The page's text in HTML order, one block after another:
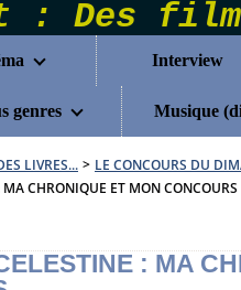
Interview
genres Musique
LIVRES... > LE CONCOURS DU
MA CHRONIQUE ET MON CONCOURS
: MA